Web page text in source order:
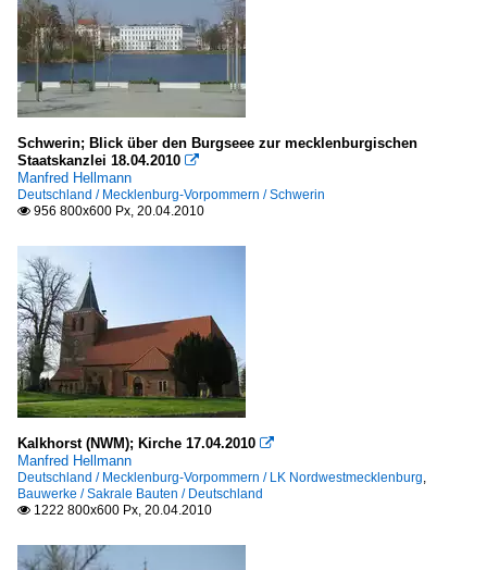
Schwerin; Blick über den Burgseee zur mecklenburgischen
Staatskanzlei 18.04.2010 
Manfred Hellmann
Deutschland / Mecklenburg-Vorpommern / Schwerin
 956 800x600 Px, 20.04.2010
Kalkhorst (NWM); Kirche 17.04.2010 
Manfred Hellmann
Deutschland / Mecklenburg-Vorpommern / LK Nordwestmecklenburg,
Bauwerke / Sakrale Bauten / Deutschland
 1222 800x600 Px, 20.04.2010